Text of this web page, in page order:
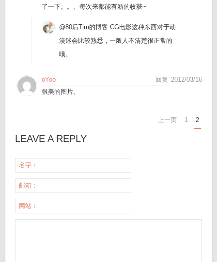
了一下。。。每次来都能有新的收获~
@80后Tim的博客 CG电影这种东西对于动
漫迷会比较熟悉，一般人不清楚很正常的
哦。
2012/03/16
oYoo
回复
很美的图片。
上一页 1 2
LEAVE A REPLY
名字：
邮箱：
网站：